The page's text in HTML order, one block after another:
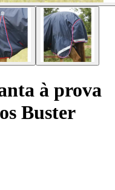
à prova
Buster